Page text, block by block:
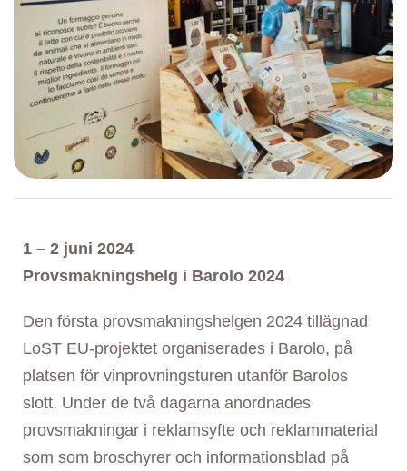
1 – 2 juni 2024
Provsmakningshelg i Barolo 2024
Den första provsmakningshelgen 2024 tillägnad
LoST EU-projektet organiserades i Barolo, på
platsen för vinprovningsturen utanför Barolos
slott. Under de två dagarna anordnades
provsmakningar i reklamsyfte och reklammaterial
som som broschyrer och informationsblad på